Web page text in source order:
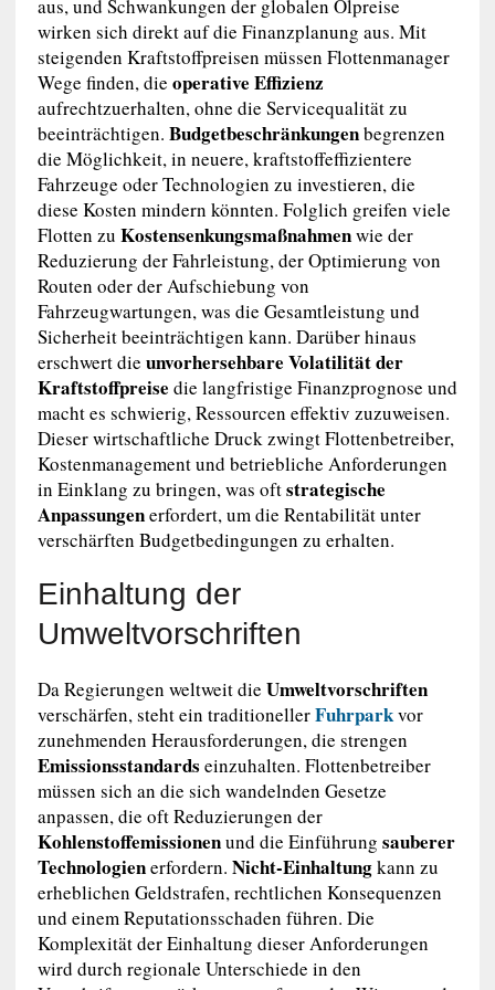
aus, und Schwankungen der globalen Ölpreise
wirken sich direkt auf die Finanzplanung aus. Mit
steigenden Kraftstoffpreisen müssen Flottenmanager
Wege finden, die operative Effizienz
aufrechtzuerhalten, ohne die Servicequalität zu
beeinträchtigen. Budgetbeschränkungenbegrenzen
die Möglichkeit, in neuere, kraftstoffeffizientere
Fahrzeuge oder Technologien zu investieren, die
diese Kosten mindern könnten. Folglich greifen viele
Flotten zu Kostensenkungsmaßnahmenwie der
Reduzierung der Fahrleistung, der Optimierung von
Routen oder der Aufschiebung von
Fahrzeugwartungen, was die Gesamtleistung und
Sicherheit beeinträchtigen kann. Darüber hinaus
erschwert die unvorhersehbare Volatilität der
Kraftstoffpreise die langfristige Finanzprognose und
macht es schwierig, Ressourcen effektiv zuzuweisen.
Dieser wirtschaftliche Druck zwingt Flottenbetreiber,
Kostenmanagement und betriebliche Anforderungen
in Einklang zu bringen, was oftstrategische
Anpassungenerfordert, um die Rentabilität unter
verschärften Budgetbedingungen zu erhalten.
Einhaltung der
Umweltvorschriften
Da Regierungen weltweit die Umweltvorschriften
verschärfen, steht ein traditionellerFuhrparkvor
zunehmenden Herausforderungen, die strengen
Emissionsstandards einzuhalten. Flottenbetreiber
müssen sich an die sich wandelnden Gesetze
anpassen, die oft Reduzierungen der
Kohlenstoffemissionenund die Einführung sauberer
Technologienerfordern. Nicht-Einhaltungkann zu
erheblichen Geldstrafen, rechtlichen Konsequenzen
und einem Reputationsschaden führen. Die
Komplexität der Einhaltung dieser Anforderungen
wird durch regionale Unterschiede in den